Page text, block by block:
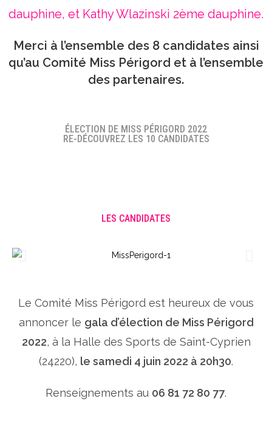
dauphine, et Kathy Wlazinski 2ème dauphine.
Merci à l’ensemble des 8 candidates ainsi
qu’au Comité Miss Périgord et à l’ensemble
des partenaires.
ÉLECTION DE MISS PÉRIGORD 2022
RE-DÉCOUVREZ LES 10 CANDIDATES
LES CANDIDATES
Le Comité Miss Périgord est heureux de vous
annoncer le gala d’élection de Miss Périgord
2022, à la Halle des Sports de Saint-Cyprien
(24220), le samedi 4 juin 2022 à 20h30.
Renseignements au 06 81 72 80 77.